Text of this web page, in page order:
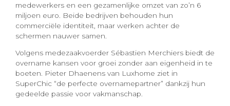
medewerkers en een gezamenlijke omzet van zo’n 6
miljoen euro. Beide bedrijven behouden hun
commerciële identiteit, maar werken achter de
schermen nauwer samen.
Volgens medezaakvoerder Sébastien Merchiers biedt de
overname kansen voor groei zonder aan eigenheid in te
boeten. Pieter Dhaenens van Luxhome ziet in
SuperChic “de perfecte overnamepartner” dankzij hun
gedeelde passie voor vakmanschap.